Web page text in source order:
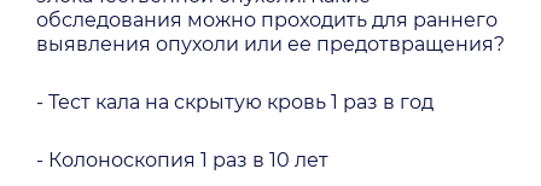
обследования можно проходить для раннего
выявления опухоли или ее предотвращения?
- Тест кала на скрытую кровь 1 раз в год
- Колоноскопия 1 раз в 10 лет